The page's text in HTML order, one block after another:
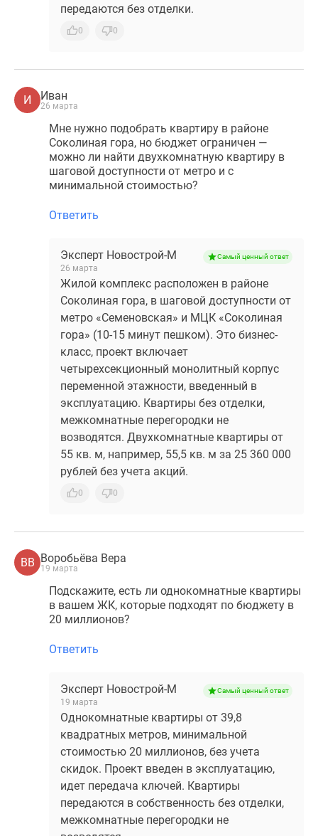
передаются без отделки.
0 0
И Иван
26 марта
Мне нужно подобрать квартиру в районе
Соколиная гора, но бюджет ограничен —
можно ли найти двухкомнатную квартиру в
шаговой доступности от метро и с
минимальной стоимостью?
Ответить
Эксперт Новострой-М
26 марта
Самый ценный ответ
Жилой комплекс расположен в районе
Соколиная гора, в шаговой доступности от
метро «Семеновская» и МЦК «Соколиная
гора» (10-15 минут пешком). Это бизнес-
класс, проект включает
четырехсекционный монолитный корпус
переменной этажности, введенный в
эксплуатацию. Квартиры без отделки,
межкомнатные перегородки не
возводятся. Двухкомнатные квартиры от
55 кв. м, например, 55,5 кв. м за 25 360 000
рублей без учета акций.
0 0
ВВ Воробьёва Вера
19 марта
Подскажите, есть ли однокомнатные квартиры
в вашем ЖК, которые подходят по бюджету в
20 миллионов?
Ответить
Эксперт Новострой-М
19 марта
Самый ценный ответ
Однокомнатные квартиры от 39,8
квадратных метров, минимальной
стоимостью 20 миллионов, без учета
скидок. Проект введен в эксплуатацию,
идет передача ключей. Квартиры
передаются в собственность без отделки,
межкомнатные перегородки не